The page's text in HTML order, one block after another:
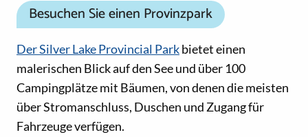
Besuchen Sie einen Provinzpark
Der Silver Lake Provincial Parkbietet einen
malerischen Blick auf den See und über 100
Campingplätze mit Bäumen, von denen die meisten
über Stromanschluss, Duschen und Zugang für
Fahrzeuge verfügen.